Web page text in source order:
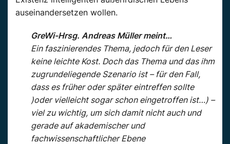
auseinandersetzen wollen.
GreWi-Hrsg. Andreas Müller meint…
Ein faszinierendes Thema, jedoch für den Leser
keine leichte Kost. Doch das Thema und das ihm
zugrundeliegende Szenario ist – für den Fall,
dass es früher oder später eintreffen sollte
)oder vielleicht sogar schon eingetroffen ist…) –
viel zu wichtig, um sich damit nicht auch und
gerade auf akademischer und
fachwissenschaftlicher Ebene